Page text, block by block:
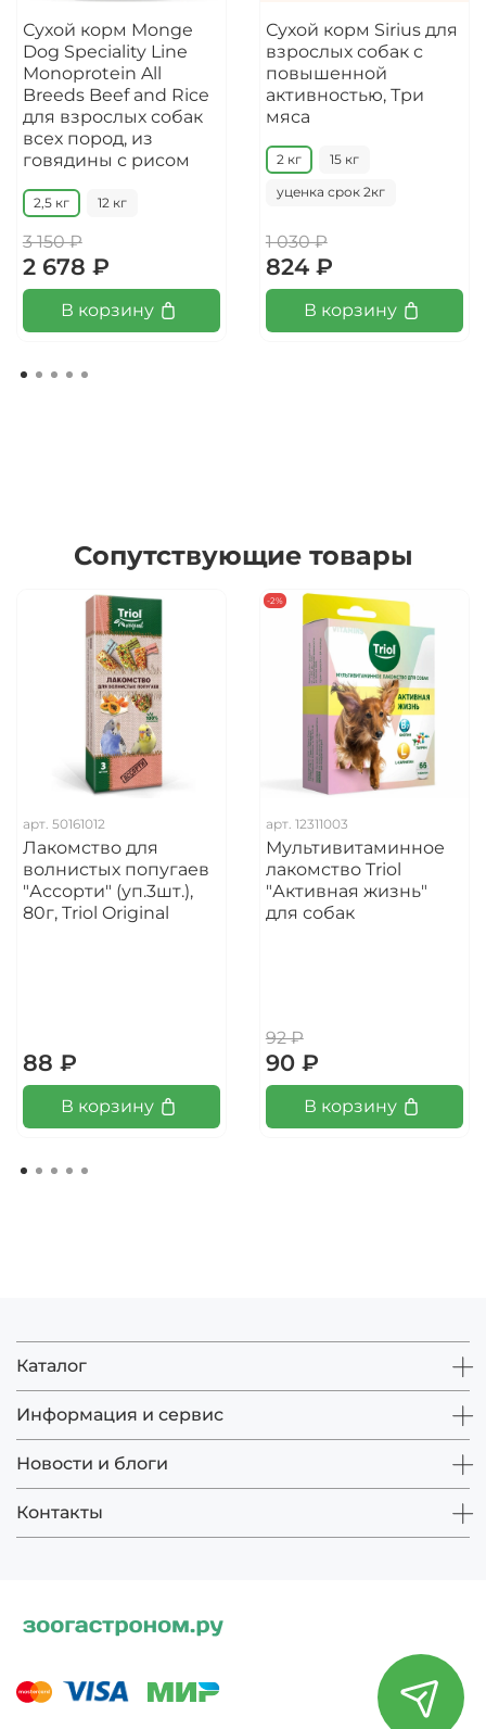
Сухой корм Monge
Dog Speciality Line
Monoprotein All
Breeds Beef and Rice
для взрослых собак
всех пород, из
говядины с рисом
2,5 кг 12 кг
3 150 ₽
2 678 ₽
В корзину
Сухой корм Sirius для
взрослых собак с
повышенной
активностью, Три
мяса
2 кг 15 кг
уценка срок 2кг
1 030 ₽
824 ₽
В корзину
Сопутствующие товары
арт. 50161012
Лакомство для
волнистых попугаев
"Ассорти" (уп.3шт.),
80г, Triol Original
88 ₽
В корзину
-2%
арт. 12311003
Мультивитаминное
лакомство Triol
"Активная жизнь"
для собак
92 ₽
90 ₽
В корзину
Каталог
Информация и сервис
Новости и блоги
Контакты